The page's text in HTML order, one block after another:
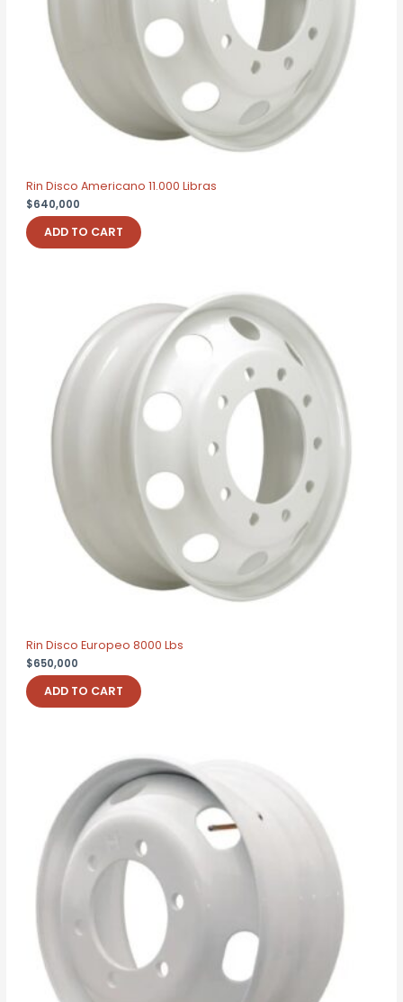
Rin Disco Americano 11.000 Libras
$640,000
ADD TO CART
Rin Disco Europeo 8000 Lbs
$650,000
ADD TO CART